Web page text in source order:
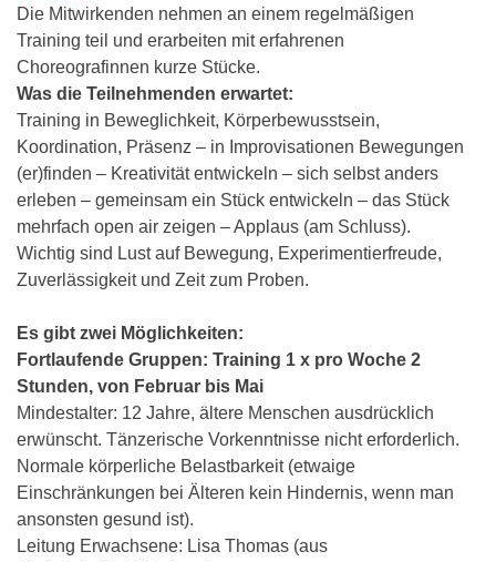
Die Mitwirkenden nehmen an einem regelmäßigen
Training teil und erarbeiten mit erfahrenen
Choreografinnen kurze Stücke.
Was die Teilnehmenden erwartet:
Training in Beweglichkeit, Körperbewusstsein,
Koordination, Präsenz – in Improvisationen Bewegungen
(er)finden – Kreativität entwickeln – sich selbst anders
erleben – gemeinsam ein Stück entwickeln – das Stück
mehrfach open air zeigen – Applaus (am Schluss).
Wichtig sind Lust auf Bewegung, Experimentierfreude,
Zuverlässigkeit und Zeit zum Proben.
Es gibt zwei Möglichkeiten:
Fortlaufende Gruppen: Training 1 x pro Woche 2
Stunden, von Februar bis Mai
Mindestalter: 12 Jahre, ältere Menschen ausdrücklich
erwünscht. Tänzerische Vorkenntnisse nicht erforderlich.
Normale körperliche Belastbarkeit (etwaige
Einschränkungen bei Älteren kein Hindernis, wenn man
ansonsten gesund ist).
Leitung Erwachsene: Lisa Thomas (aus